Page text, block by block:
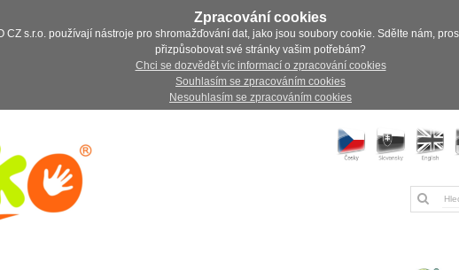
Zpracování cookies
CZ s.r.o. používají nástroje pro shromažďování dat, jako jsou soubory cookie. Sdělte nám,
přizpůsobovat své stránky vašim potřebám?
Chci se dozvědět víc informací o zpracování cookies
Souhlasím se zpracováním cookies
Nesouhlasím se zpracováním cookies